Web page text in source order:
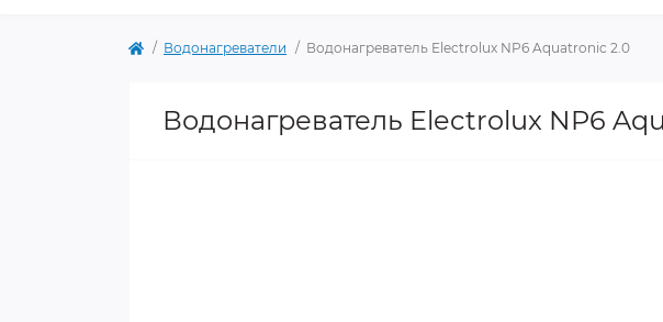
Водонагреватели Водонагреватель Electrolux NP6 Aquatronic 2.0
Водонагреватель Electrolux NP6